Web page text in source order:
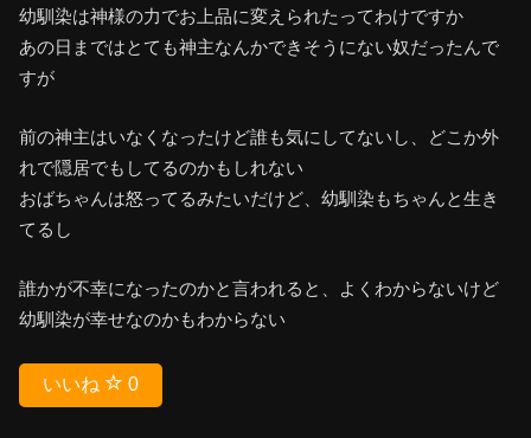
幼馴染は神様の力でお上品に変えられたってわけですか
あの日まではとても神主なんかできそうにない奴だったんで
すが
前の神主はいなくなったけど誰も気にしてないし、どこか外
れで隠居でもしてるのかもしれない
おばちゃんは怒ってるみたいだけど、幼馴染もちゃんと生き
てるし
誰かが不幸になったのかと言われると、よくわからないけど
幼馴染が幸せなのかもわからない
いいね 0